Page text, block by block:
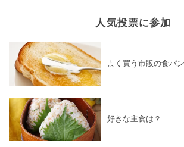
人気投票に参加
よく買う市販の食パ
好きな主食は？